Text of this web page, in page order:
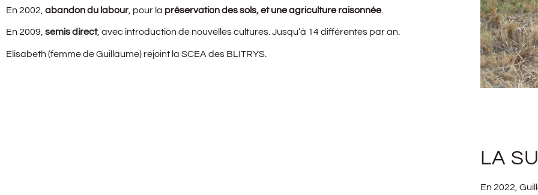
En 2002, abandon du labour , pour la préservation des sols, et une agriculture raisonnée.
En 2009, semis direct, avec introduction de nouvelles cultures. Jusqu’à 14 différentes par an.
Elisabeth (femme de Guillaume) rejoint la SCEA des BLITRYS.
LA
En 2022,